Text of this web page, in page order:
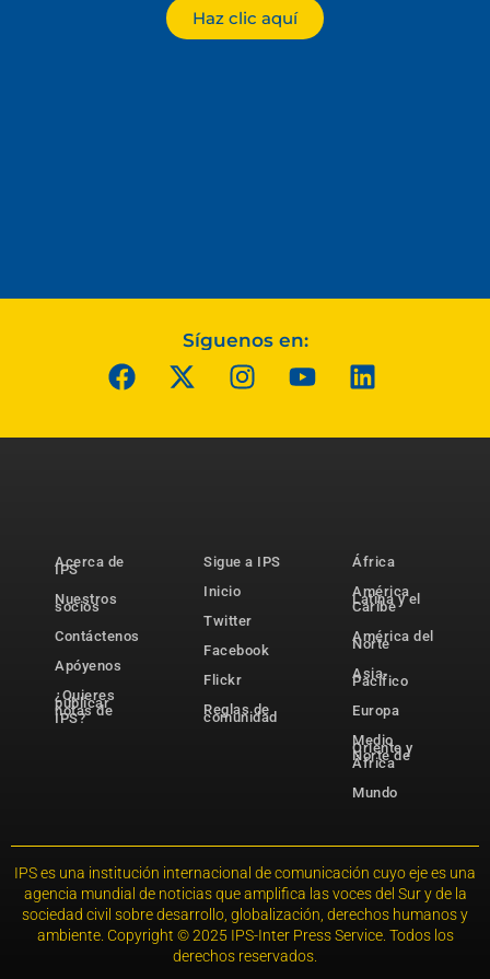
Haz clic aquí
Síguenos en:
Acerca de
IPS
Nuestros
socios
Contáctenos
Apóyenos
¿Quieres
publicar
notas de
IPS?
Sigue a IPS
Inicio
Twitter
Facebook
Flickr
Reglas de
comunidad
África
América
Latina y el
Caribe
América del
Norte
Asia-
Pacífico
Europa
Medio
Oriente y
Norte de
África
Mundo
IPS es una institución internacional de comunicación cuyo eje es una
agencia mundial de noticias que amplifica las voces del Sur y de la
sociedad civil sobre desarrollo, globalización, derechos humanos y
ambiente. Copyright © 2025 IPS-Inter Press Service. Todos los
derechos reservados.